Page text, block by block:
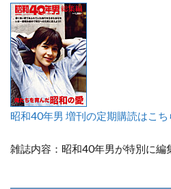
昭和40年男 増刊の定期購読はこち
雑誌内容：昭和40年男が特別に編